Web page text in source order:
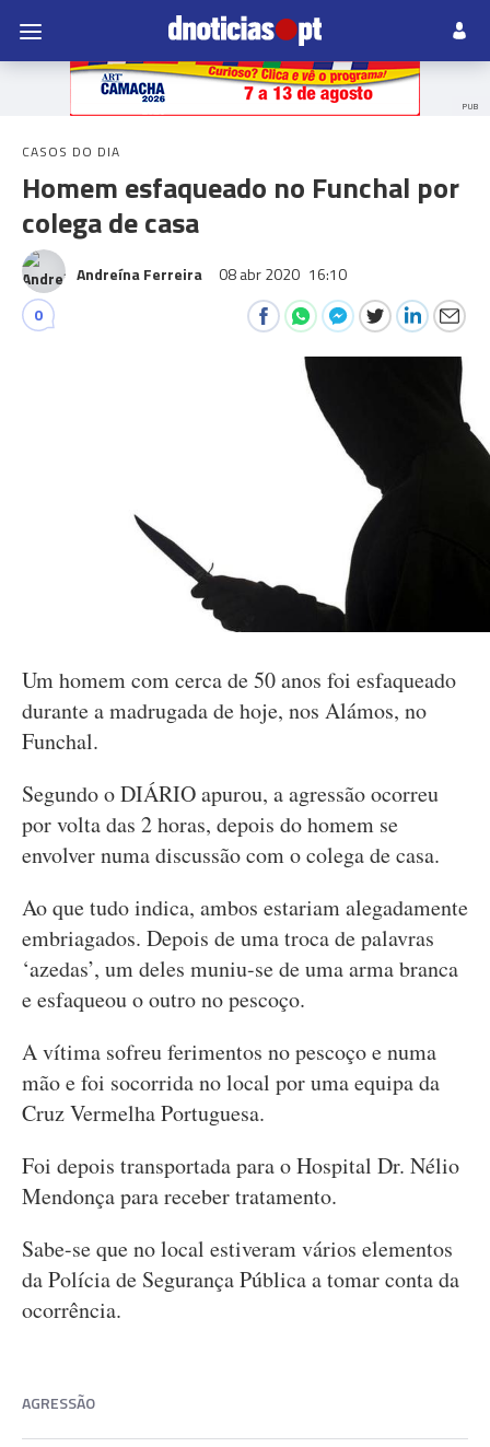
PUB
CASOS DO DIA
Homem esfaqueado no Funchal por
colega de casa
Andreína Ferreira 08 abr 2020 16:10
0
Um homem com cerca de 50 anos foi esfaqueado
durante a madrugada de hoje, nos Alámos, no
Funchal.
Segundo o DIÁRIO apurou, a agressão ocorreu
por volta das 2 horas, depois do homem se
envolver numa discussão com o colega de casa.
Ao que tudo indica, ambos estariam alegadamente
embriagados. Depois de uma troca de palavras
‘azedas’, um deles muniu-se de uma arma branca
e esfaqueou o outro no pescoço.
A vítima sofreu ferimentos no pescoço e numa
mão e foi socorrida no local por uma equipa da
Cruz Vermelha Portuguesa.
Foi depois transportada para o Hospital Dr. Nélio
Mendonça para receber tratamento.
Sabe-se que no local estiveram vários elementos
da Polícia de Segurança Pública a tomar conta da
ocorrência.
AGRESSÃO